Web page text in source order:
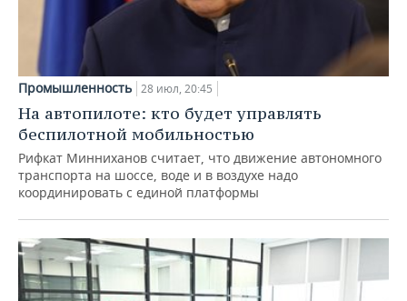
Промышленность 28 июл, 20:45
На автопилоте: кто будет управлять
беспилотной мобильностью
Рифкат Минниханов считает, что движение автономного
транспорта на шоссе, воде и в воздухе надо
координировать с единой платформы